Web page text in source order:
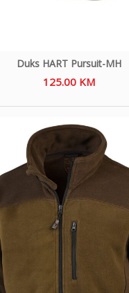
Duks HART Pursuit-MH
125.00 KM